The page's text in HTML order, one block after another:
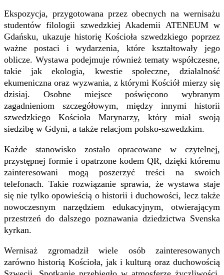
Ekspozycja, przygotowana przez obecnych na wernisażu
studentów filologii szwedzkiej Akademii ATENEUM w
Gdańsku, ukazuje historię Kościoła szwedzkiego poprzez
ważne postaci i wydarzenia, które kształtowały jego
oblicze. Wystawa podejmuje również tematy współczesne,
takie jak ekologia, kwestie społeczne, działalność
ekumeniczna oraz wyzwania, z którymi Kościół mierzy się
dzisiaj. Osobne miejsce poświęcono wybranym
zagadnieniom szczegółowym, między innymi historii
szwedzkiego Kościoła Marynarzy, który miał swoją
siedzibę w Gdyni, a także relacjom polsko-szwedzkim.
Każde stanowisko zostało opracowane w czytelnej,
przystępnej formie i opatrzone kodem QR, dzięki któremu
zainteresowani mogą poszerzyć treści na swoich
telefonach. Takie rozwiązanie sprawia, że wystawa staje
się nie tylko opowieścią o historii i duchowości, lecz także
nowoczesnym narzędziem edukacyjnym, otwierającym
przestrzeń do dalszego poznawania dziedzictwa Svenska
kyrkan.
Wernisaż zgromadził wiele osób zainteresowanych
zarówno historią Kościoła, jak i kulturą oraz duchowością